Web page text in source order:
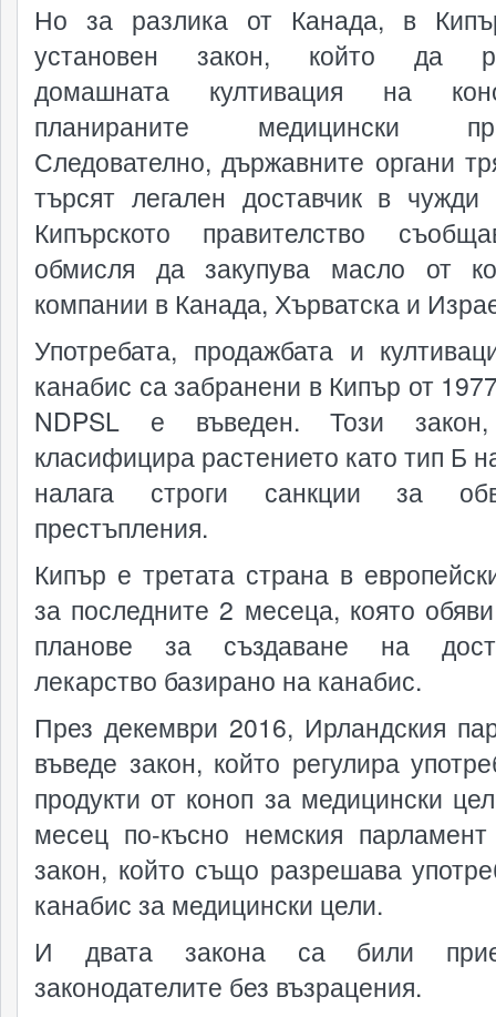
Но за разлика от Канада, в
установен закон, който да
домашната култивация на
планираните медицински
Следователно, държавните органи
търсят легален доставчик в чужди
Кипърското правителство
обмисля да закупува масло от
компании в Канада, Хърватска и
Употребата, продажбата и
канабис са забранени в Кипър от
NDPSL е въведен. Този
класифицира растението като тип Б
налага строги санкции за
престъпления.
Кипър е третата страна в
за последните 2 месеца, която
планове за създаване на
лекарство базирано на канабис.
През декември 2016, Ирландския
въведе закон, който регулира
продукти от коноп за медицински
месец по-късно немския
закон, който също разрешава
канабис за медицински цели.
И двата закона са били
законодателите без възрацения.